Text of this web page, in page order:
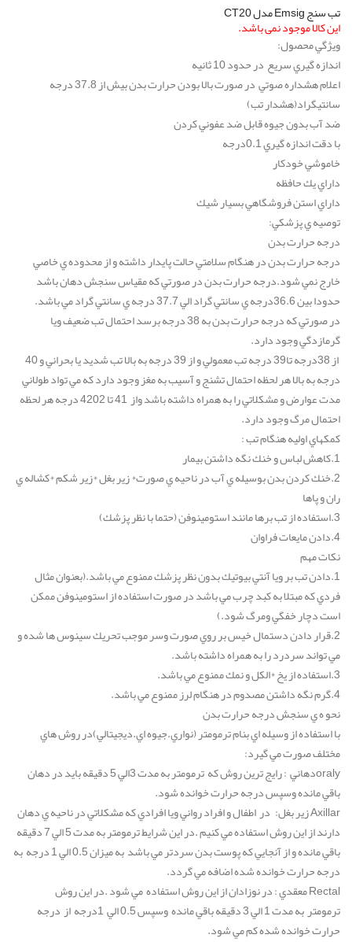
تب سنج Emsig مدل CT20
این کالا موجود نمی باشد.
ويژگي محصول:
اندازه گيري سريع در حدود 10 ثانيه
اعلام هشداره صوتي در صورت بالا بودن حرارت بدن بيش از 37.8 درجه
سانتيگراد(هشدار تب)
ضد آب بدون جيوه قابل ضد عفوني كردن
با دقت اندازه گيري 0.1درجه
خاموشي خودكار
داراي يك حافظه
داراي استن فروشگاهي بسيار شيك
توصيه ي پزشكي:
درجه حرارت بدن
درجه حرارت بدن در هنگام سلامتي حالت پايدار داشته و از محدوده ي خاصي
خارج نمي شود.درجه حرارت بدن در صورتي كه مقياس سنجش دهان باشد
حدودا بين 36.6درجه ي سانتي گراد الي 37.7 درجه ي سانتي گراد مي باشد.
در صورتي كه درجه حرارت بدن به 38 درجه برسد احتمال تب ضعيف ويا
گرمازدگي وجود دارد.
از 38درجه تا39 درجه تب معمولي و از 39 درجه به بالا تب شديد يا بحراني و 40
درجه به بالا هر لحظه احتمال تشنج و آسيب به مغز وجود دارد كه مي تواد طولاني
مدت عوارض و مشكلاتي را به همراه داشته باشد واز 41 تا 4202 درجه هر لحظه
احتمال مرگ وجود دارد.
كمكهاي اوليه هنگام تب :
1.كاهش لباس و خنك نگه داشتن بيمار
2.خنك كردن بدن بوسيله ي آب در ناحيه ي صورت* زير بغل *زير شكم *كشاله ي
ران و پاها
3.استفاده از تب برها مانند استومينوفن (حتما با نظر پزشك)
4.دادن مايعات فراوان
نكات مهم
1.دادن تب بر ويا آنتي بيوتيك بدون نظر پزشك ممنوع مي باشد.(بعنوان مثال
فردي كه مبتلا به كبد چرب مي باشد در صورت استفاده از استومينوفن ممكن
است دچار خفگي ومرگ شود.)
2.قرار دادن دستمال خيس بر روي صورت وسر موجب تحريك سينوس ها شده و
مي تواند سردرد را به همراه داشته باشد.
3.استفاده از يخ *الكل و نمك ممنوع مي باشد.
4.گرم نگه داشتن مصدوم در هنگام لرز ممنوع مي باشد.
نحو ه ي سنجش درجه حرارت بدن
با استفاده از وسيله اي بنام ترمومتر (نواري.جيوه اي.ديجيتالي)در روش هاي
مختلف صورت مي گيرد:
oralyدهاني : رايج ترين روش كه ترمومتر به مدت 3الي 5 دقيقه بايد در دهان
باقي مانده وسپس درجه حرارت خوانده شود.
Axillar زير بغل: در اطفال و افراد رواني ويا افرادي كه مشكلاتي در ناحيه ي دهان
دارند از اين روش استفاده مي كنيم .در اين شرايط ترمومتر به مدت 5 الي 7 دقيقه
باقي مانده و از آنجايي كه پوست بدن سردتر مي باشد به ميزان 0.5 الي 1 درجه به
درجه حرارت خوانده شده اضافه مي گردد.
Rectal معقدي : در نوزادان از اين روش استفاده مي شود .در اين روش
ترمومتر به مدت 1 الي 3 دقيقه باقي مانده وسپس 0.5 الي 1درجه از درجه
حرارت خوانده شده كم مي شود.